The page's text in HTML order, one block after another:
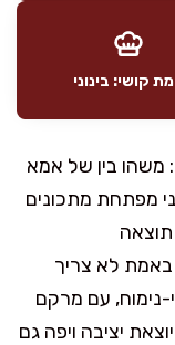
קושי: בינוני
משהו בין של אמא
מפתחת מתכונים
באמת לא צריך
נימוח, עם מרקם
יציבה ויפה גם